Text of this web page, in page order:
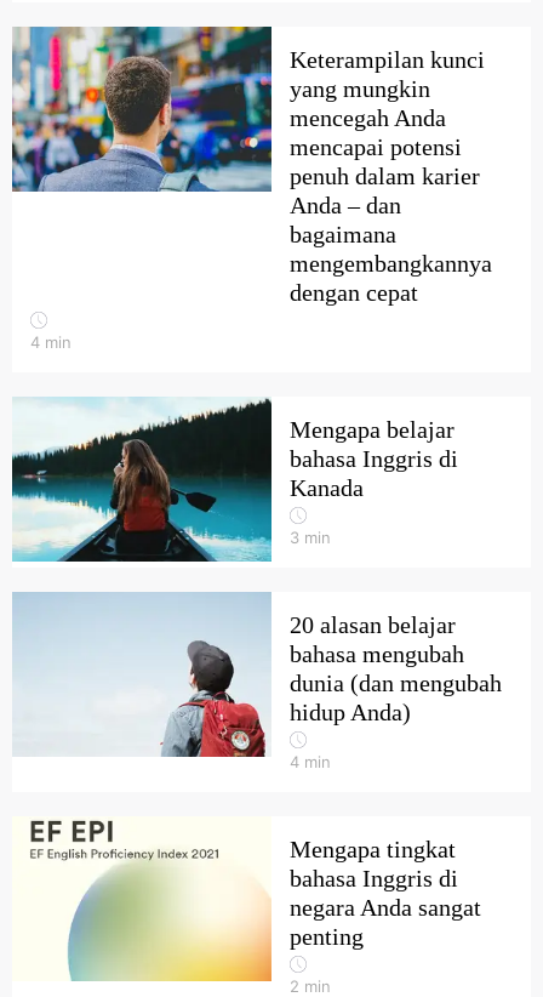
Keterampilan kunci
yang mungkin
mencegah Anda
mencapai potensi
penuh dalam karier
Anda – dan
bagaimana
mengembangkannya
dengan cepat
4 min
Mengapa belajar
bahasa Inggris di
Kanada
3 min
20 alasan belajar
bahasa mengubah
dunia (dan mengubah
hidup Anda)
4 min
Mengapa tingkat
bahasa Inggris di
negara Anda sangat
penting
2 min